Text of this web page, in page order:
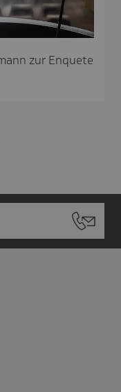
zur Enquete